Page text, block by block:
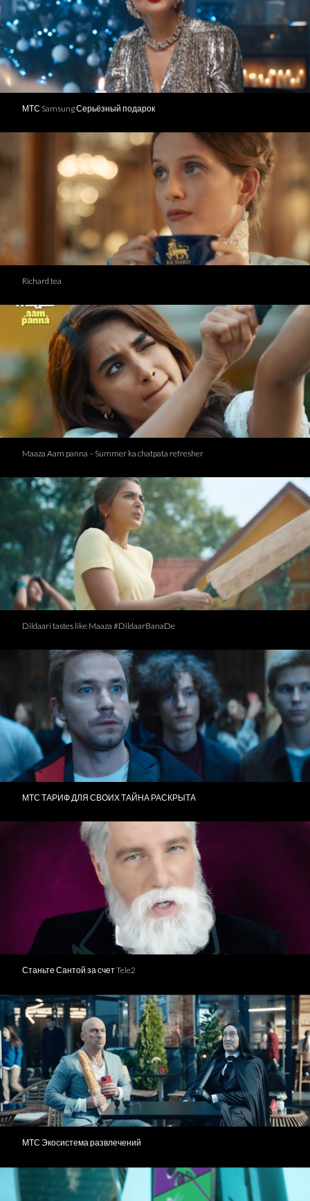
МТС Samsung Серьёзный подарок
Richard tea
Maaza Aam panna – Summer ka chatpata refresher
Dildaari tastes like Maaza #DildaarBanaDe
МТС ТАРИФ ДЛЯ СВОИХ ТАЙНА РАСКРЫТА
Станьте Сантой за счет Tele2
МТС Экосистема развлечений